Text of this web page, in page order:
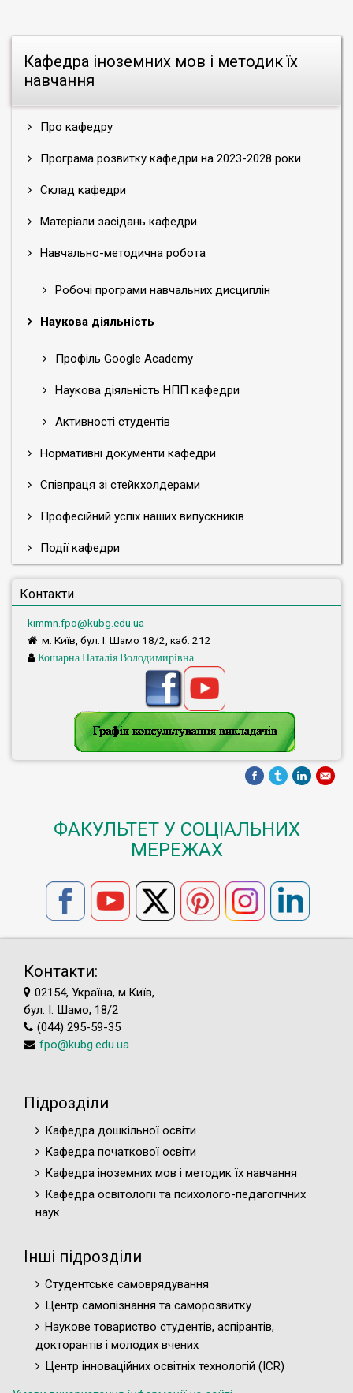
Кафедра іноземних мов і методик їх
навчання
Про кафедру
Програма розвитку кафедри на 2023-2028 роки
Склад кафедри
Матеріали засідань кафедри
Навчально-методична робота
Робочі програми навчальних дисциплін
Наукова діяльність
Профіль Google Academy
Наукова діяльність НПП кафедри
Активності студентів
Нормативні документи кафедри
Співпраця зі стейкхолдерами
Професійний успіх наших випускників
Події кафедри
Контакти
kimmn.fpo@kubg.edu.ua
м. Київ, бул. І. Шамо 18/2, каб. 212
Кошарна Наталія Володимирівна.
ФАКУЛЬТЕТ У СОЦІАЛЬНИХ
МЕРЕЖАХ
Контакти:
02154, Україна, м.Київ,
бул. І. Шамо, 18/2
(044) 295-59-35
fpo@kubg.edu.ua
Підрозділи
Кафедра дошкільної освіти
Кафедра початкової освіти
Кафедра іноземних мов і методик їх навчання
Кафедра освітології та психолого-педагогічних
наук
Інші підрозділи
Студентське самоврядування
Центр самопізнання та саморозвитку
Наукове товариство студентів, аспірантів,
докторантів і молодих вчених
Центр інноваційних освітніх технологій (ICR)